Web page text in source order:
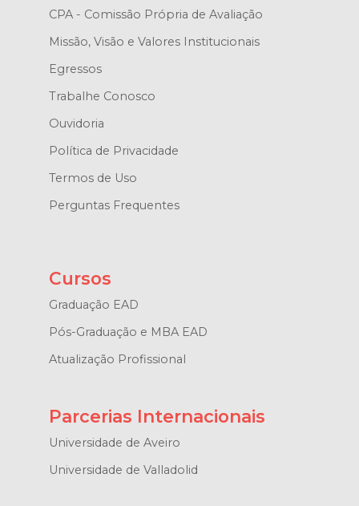
CPA - Comissão Própria de Avaliação
Missão, Visão e Valores Institucionais
Egressos
Trabalhe Conosco
Ouvidoria
Política de Privacidade
Termos de Uso
Perguntas Frequentes
Cursos
Graduação EAD
Pós-Graduação e MBA EAD
Atualização Profissional
Parcerias Internacionais
Universidade de Aveiro
Universidade de Valladolid